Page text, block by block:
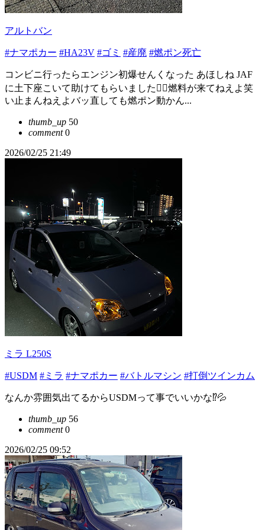
アルトバン
#ナマポカー #HA23V #ゴミ #産廃 #燃ポン死亡
コンビニ行ったらエンジン初爆せんくなった あほしね JAF
に土下座こいて助けてもらいました🙇‍♀️燃料が来てねえよ笑
い止まんねえよバッ直しても燃ポン動かん...
thumb_up 50
comment0
2026/02/25 21:49
ミラ L250S
#USDM #ミラ #ナマポカー #バトルマシン #打倒ツインカム
なんか雰囲気出てるからUSDMって事でいいかな⁉️💦
thumb_up 56
comment0
2026/02/25 09:52